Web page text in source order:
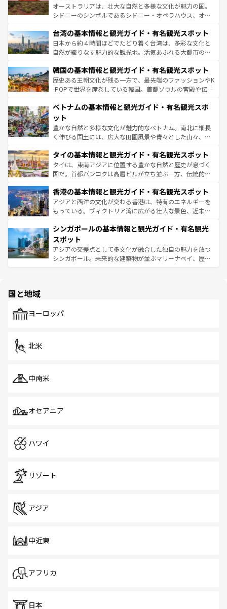
るだろう。車でのロードトリップや列車の旅も、アメリカ
ならではの贅沢な旅のスタイルだ。 なお、新着のアメリカ
情報は コンテンツ一覧 を参照してほしい。
おすすめ。エメラルドグリーンに輝く海をはじめ、豊かな
文化や歴史が息づいている。「アロハスピリット」と呼ば
人々、おいしいローカルフードやハワイアンミュージッ
ク、伝統的なフラダンスなど、すべてがハワイの魅力を彩
っている。訪れるたびに新しい発見と感動が待っているハ
はコンテンツ一覧を参照してほしい。
オーストラリアは、壮大な自然と多様な文化が魅力の国。
シドニーのシンボルであるシドニー・オペラハウス、オー
リアリーフや大陸中央部にそびえるウルル（エアーズロッ
ク）、タスマニアの美しい原生林やケアンズの熱帯雨林な
ど、見どころがたくさん。また、カフェやワイン、オージ
いる。アクティビティも充実しており、サーフィンやダイ
ビング、ハイキングなど、アウトドア好きにはたまらな
い。オーストラリアの多彩な魅力を存分に味わいつくそ
参照してほしい。
台湾の基本情報と観光ガイド・有名観光スポット
日本から約４時間ほどでたどり着く台湾は、多彩な文化と
自然が織りなす魅力的な観光地。活気あふれる大都市の台
ン）、静ひつな山岳地帯である台湾東部など、都市の喧騒
と山間の静けさが共存しており、訪れる人に新しい発見と
驚きをもたらしてくれる。また、奥深い台湾の食文化も魅
容にもいいと評判のスイーツなど、バラエティ豊かな料理
照してほしい。
韓国の基本情報と観光ガイド・有名観光スポット
歴史ある王朝文化が残る一方で、最先端のファッションやK
-POPで世界を席巻している韓国。首都ソウルの宮殿や伝統
き、地方に足を延ばせば四季折々の自然美を楽しむことが
できる。そして、キムチや焼肉、絶品のストリートフード
まで、さまざまな韓国料理が待っている。夜には、韓国な
らではのナイトライフも堪能できる。あたたかいホスピタ
わってみてほしい。 なお、新着の韓国情報はコンテンツ一
覧 を参照してほしい。
ベトナムの基本情報と観光ガイド・有名観光スポ
ット
豊かな自然と多様な文化が魅力的なベトナム。南北に細長
く伸びる国土には、広大な田園風景や青々とした山々、世
急速な発展と共に伝統が息づく。ハノイの古い町並みやホ
ーチミン市のフランス統治時代の建物も、独特の雰囲気を
醸し出している。また、バラエティの豊かさとおいしさで
とつ。フォーやバインミー、ベトナムコーヒーなどは、ぜ
ひ現地で味わいたい。どの地域を訪れてもあたたかい人々
が旅行者を迎えてくれるので、きっと忘れられない旅にな
参照してほしい。
タイの基本情報と観光ガイド・有名観光スポット
タイは、東南アジアに位置する豊かな自然と歴史が息づく
国だ。首都バンコクは高層ビルが立ち並ぶ一方、伝統的な
の活気が交差している。北部ではチェンマイなどの山岳地
帯で自然と触れ合い、南部ではプーケットやクラビの美し
いビーチでリゾート気分を楽しむことができる。タイ料理
激する。気候は一年中温暖で、どの季節にも異なる楽しみ
が待っている。親しみやすいタイの人々、仏教を中心とし
た文化、そして多様な観光資源が、訪れる旅人を魅了し続
ける。 なお、新着のタイ情報はコンテンツ一覧を参照して
香港の基本情報と観光ガイド・有名観光スポット
アジアと西洋の文化が交わる香港は、特有のエネルギーを
もっている。ヴィクトリア湾に広がる壮大な景色、近未来
み、どこを訪れても感動するはず。観光スポットが密集し
ており、効率よく見どころを回れるのも魅力。息をのむよ
うな絶景から文化的な体験まで、香港を存分に楽しみ尽く
そう。 なお、新着の香港情報はコンテンツ一覧を参照して
シンガポールの基本情報と観光ガイド・有名観光
スポット
アジアの交差点として多文化が融合した独自の魅力を放つ
シンガポール。未来的な建築物が並ぶマリーナベイ、歴史
で、ホーカーズは地元の風情を楽しめる外せないスポット
国と地域
ヨーロッパ
北米
中南米
オセアニア
ハワイ
リゾート
アジア
中近東
アフリカ
日本